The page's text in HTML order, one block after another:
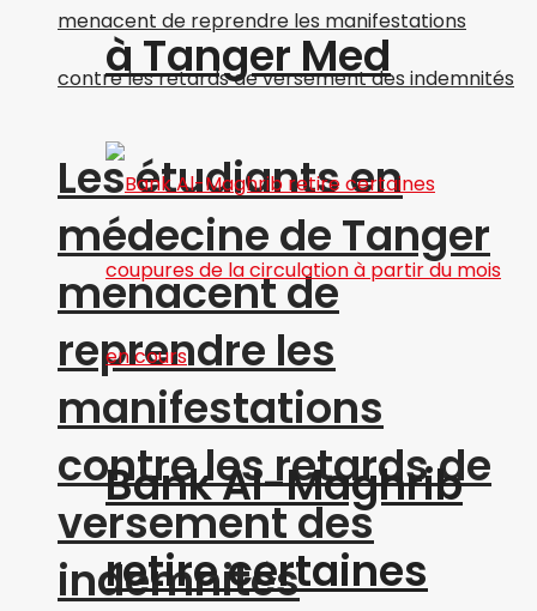
Les étudiants en
médecine de Tanger
menacent de
reprendre les
manifestations
contre les retards de
versement des
indemnités
à Tanger Med
Bank Al-Maghrib
retire certaines